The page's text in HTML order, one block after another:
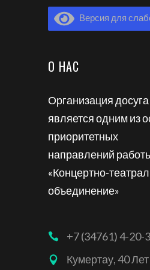
Версия для
О НАС
Организация
является одним из
приоритетных
направлений
«Концертно-
объединение»
+7 (34761) 4-20-
Кумертау, 40